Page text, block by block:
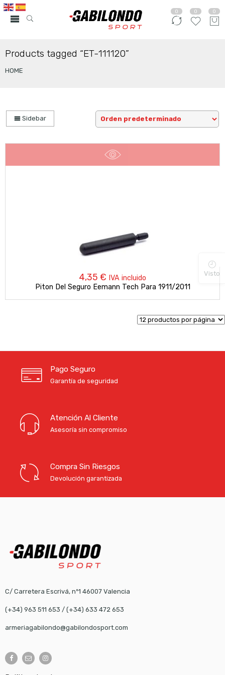
0 0 0
Products tagged “ET-111120”
HOME
Sidebar
4,35 € IVA incluido
Piton Del Seguro Eemann Tech Para 1911/2011
Pago Seguro
Garantía de seguridad
Atención Al Cliente
Asesoría sin compromiso
Compra Sin Riesgos
Devolución garantizada
C/ Carretera Escrivá, nº1 46007 Valencia
(+34) 963 511 653 / (+34) 633 472 653
armeriagabilondo@gabilondosport.com
Visto